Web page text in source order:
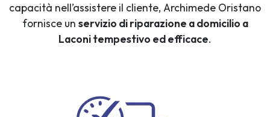
capacità nell’assistere il cliente, Archimede Oristano
fornisce un servizio di riparazione a domicilio a
Laconi tempestivo ed efficace.